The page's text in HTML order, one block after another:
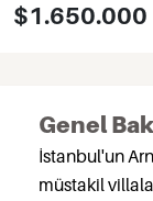
$1.650.000
Genel
İstanbul'un
müstakil